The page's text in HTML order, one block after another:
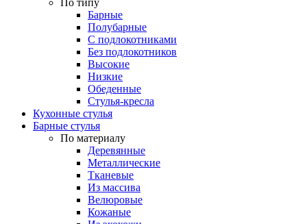
По типу
Барные
Полубарные
С подлокотниками
Без подлокотников
Высокие
Низкие
Обеденные
Стулья-кресла
Кухонные стулья
Барные стулья
По материалу
Деревянные
Металлические
Тканевые
Из массива
Велюровые
Кожаные